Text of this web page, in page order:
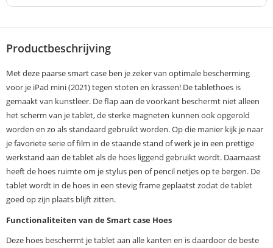
Productbeschrijving
Met deze paarse smart case ben je zeker van optimale bescherming
voor je iPad mini (2021) tegen stoten en krassen! De tablethoes is
gemaakt van kunstleer. De flap aan de voorkant beschermt niet alleen
het scherm van je tablet, de sterke magneten kunnen ook opgerold
worden en zo als standaard gebruikt worden. Op die manier kijk je naar
je favoriete serie of film in de staande stand of werk je in een prettige
werkstand aan de tablet als de hoes liggend gebruikt wordt. Daarnaast
heeft de hoes ruimte om je stylus pen of pencil netjes op te bergen. De
tablet wordt in de hoes in een stevig frame geplaatst zodat de tablet
goed op zijn plaats blijft zitten.
Functionaliteiten van de Smart case Hoes
Deze hoes beschermt je tablet aan alle kanten en is daardoor de beste